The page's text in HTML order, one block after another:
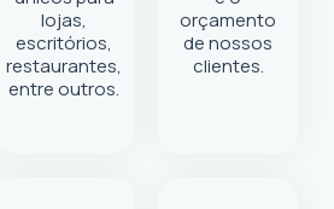
lojas,
escritórios,
restaurantes,
entre outros.
orçamento
de nossos
clientes.